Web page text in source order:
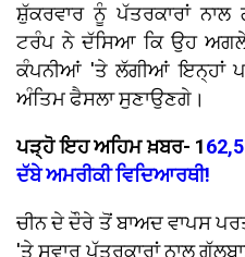
ਸ਼ੁੱਕਰਵਾਰ ਨੂੰ ਪੱਤਰਕਾਰਾਂ
ਟਰੰਪ ਨੇ ਦੱਸਿਆ ਕਿ ਉਹ ਅਗਲੇ
ਕੰਪਨੀਆਂ 'ਤੇ ਲੱਗੀਆਂ ਇਨ੍ਹਾਂ
ਅੰਤਿਮ ਫੈਸਲਾ ਸੁਣਾਉਣਗੇ।
ਪੜ੍ਹੋ ਇਹ ਅਹਿਮ ਖ਼ਬਰ- 1
ਦੱਬੇ ਅਮਰੀਕੀ ਵਿਦਿਆਰਥੀ!
ਚੀਨ ਦੇ ਦੌਰੇ ਤੋਂ ਬਾਅਦ ਵਾਪਸ
'ਤੇ ਸਵਾਰ ਪੱਤਰਕਾਰਾਂ ਨਾਲ